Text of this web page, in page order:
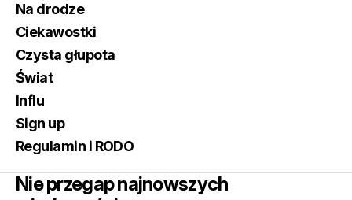
Na drodze
Ciekawostki
Czysta głupota
Świat
Influ
Sign up
Regulamin i RODO
Nie przegap najnowszych